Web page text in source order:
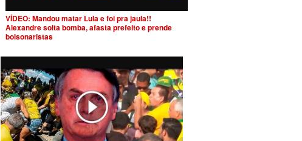
VÍDEO: Mandou matar Lula e foi pra jaula!!
Alexandre solta bomba, afasta prefeito e prende
bolsonaristas